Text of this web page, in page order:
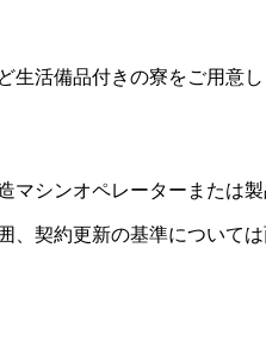
生活備品付きの寮をご用意し
マシンオペレーターまたは
契約更新の基準について